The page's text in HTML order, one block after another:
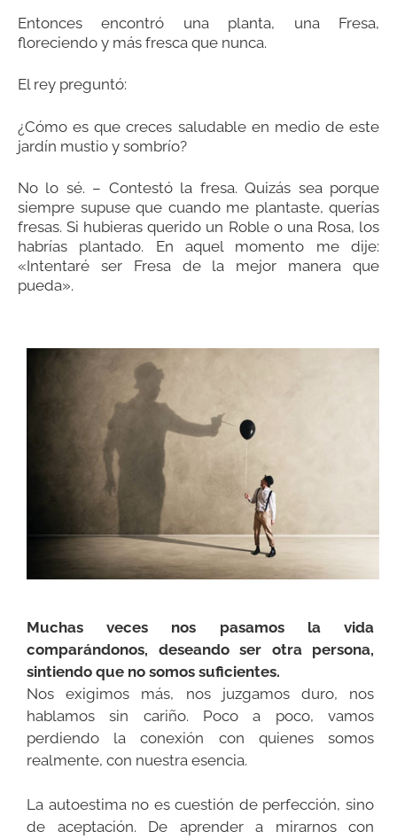
Entonces encontró una planta, una Fresa,
floreciendo y más fresca que nunca.
El rey preguntó:
¿Cómo es que creces saludable en medio de este
jardín mustio y sombrío?
No lo sé. – Contestó la fresa. Quizás sea porque
siempre supuse que cuando me plantaste, querías
fresas. Si hubieras querido un Roble o una Rosa, los
habrías plantado. En aquel momento me dije:
«Intentaré ser Fresa de la mejor manera que
pueda».
Muchas veces nos pasamos la vida
comparándonos, deseando ser otra persona,
sintiendo que no somos suficientes.
Nos exigimos más, nos juzgamos duro, nos
hablamos sin cariño. Poco a poco, vamos
perdiendo la conexión con quienes somos
realmente, con nuestra esencia.
La autoestima no es cuestión de perfección, sino
de aceptación. De aprender a mirarnos con